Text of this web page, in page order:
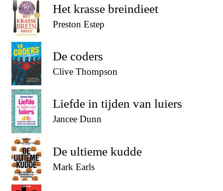
Het krasse breindieet
Preston Estep
De coders
Clive Thompson
Liefde in tijden van luiers
Jancee Dunn
De ultieme kudde
Mark Earls